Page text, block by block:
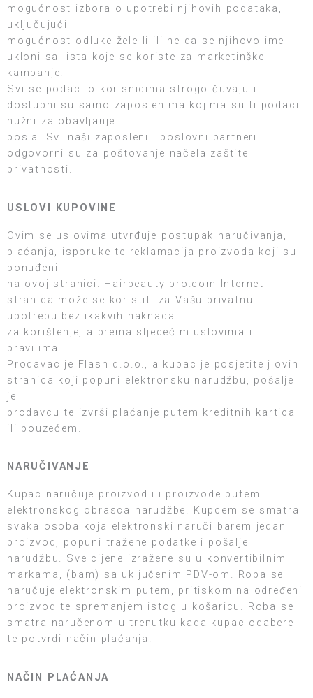
mogućnost izbora o upotrebi njihovih podataka,
uključujući
mogućnost odluke žele li ili ne da se njihovo ime
ukloni sa lista koje se koriste za marketinške
kampanje.
Svi se podaci o korisnicima strogo čuvaju i
dostupni su samo zaposlenima kojima su ti podaci
nužni za obavljanje
posla. Svi naši zaposleni i poslovni partneri
odgovorni su za poštovanje načela zaštite
privatnosti.
USLOVI KUPOVINE
Ovim se uslovima utvrđuje postupak naručivanja,
plaćanja, isporuke te reklamacija proizvoda koji su
ponuđeni
na ovoj stranici. Hairbeauty-pro.com Internet
stranica može se koristiti za Vašu privatnu
upotrebu bez ikakvih naknada
za korištenje, a prema sljedećim uslovima i
pravilima.
Prodavac je Flash d.o.o., a kupac je posjetitelj ovih
stranica koji popuni elektronsku narudžbu, pošalje
je
prodavcu te izvrši plaćanje putem kreditnih kartica
ili pouzećem.
NARUČIVANJE
Kupac naručuje proizvod ili proizvode putem
elektronskog obrasca narudžbe. Kupcem se smatra
svaka osoba koja elektronski naruči barem jedan
proizvod, popuni tražene podatke i pošalje
narudžbu. Sve cijene izražene su u konvertibilnim
markama, (bam) sa uključenim PDV-om. Roba se
naručuje elektronskim putem, pritiskom na određeni
proizvod te spremanjem istog u košaricu. Roba se
smatra naručenom u trenutku kada kupac odabere
te potvrdi način plaćanja.
NAČIN PLAĆANJA